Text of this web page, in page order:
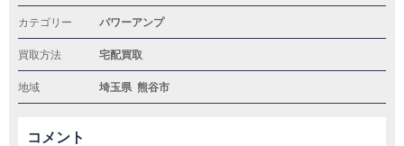
カテゴリー パワーアンプ
買取方法 宅配買取
地域 埼玉県 熊谷市
コメント